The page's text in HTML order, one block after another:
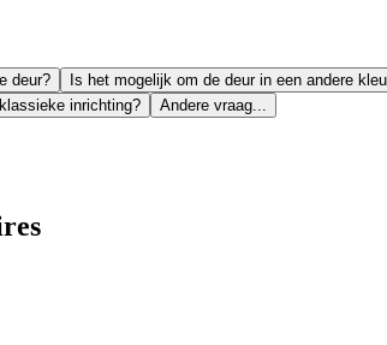
deur? Is het mogelijk om de deur in een andere
inrichting?
Andere vraag...